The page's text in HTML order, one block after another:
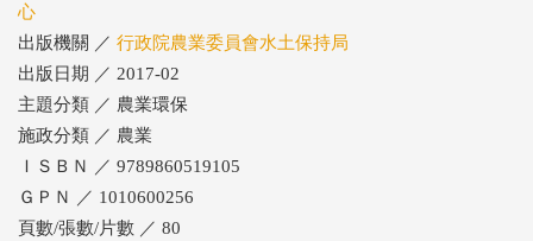
心
出版機關 ／ 行政院農業委員會水土保持局
出版日期 ／ 2017-02
主題分類 ／ 農業環保
施政分類 ／ 農業
ＩＳＢＮ ／ 9789860519105
ＧＰＮ ／ 1010600256
頁數/張數/片數 ／ 80